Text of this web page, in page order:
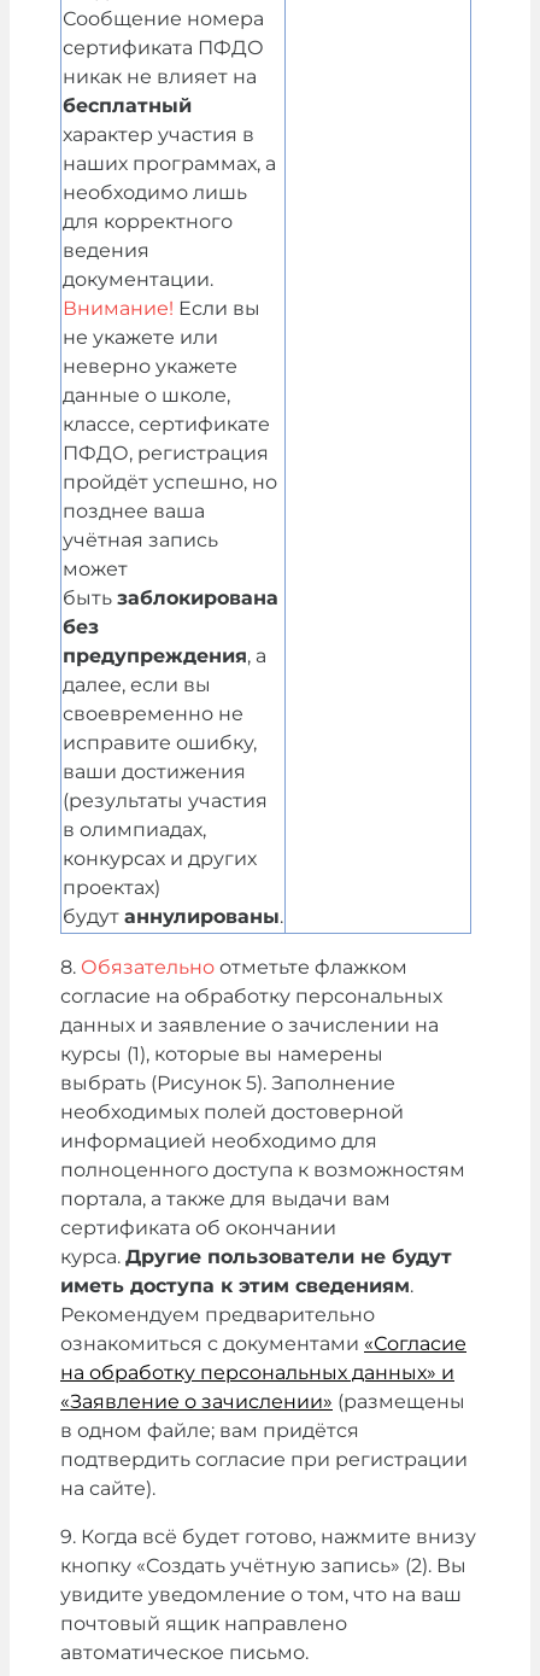
Сообщение номера
сертификата ПФДО
никак не влияет на
бесплатный
характер участия в
наших программах, а
необходимо лишь
для корректного
ведения
документации.
Внимание! Если вы
не укажете или
неверно укажете
данные о школе,
классе, сертификате
ПФДО, регистрация
пройдёт успешно, но
позднее ваша
учётная запись
может
быть заблокирована
без
предупреждения, а
далее, если вы
своевременно не
исправите ошибку,
ваши достижения
(результаты участия
в олимпиадах,
конкурсах и других
проектах)
будут аннулированы.
8. Обязательно отметьте флажком
согласие на обработку персональных
данных и заявление о зачислении на
курсы (1), которые вы намерены
выбрать (Рисунок 5). Заполнение
необходимых полей достоверной
информацией необходимо для
полноценного доступа к возможностям
портала, а также для выдачи вам
сертификата об окончании
курса. Другие пользователи не будут
иметь доступа к этим сведениям.
Рекомендуем предварительно
ознакомиться с документами «Согласие
на обработку персональных данных» и
«Заявление о зачислении» (размещены
в одном файле; вам придётся
подтвердить согласие при регистрации
на сайте).
9. Когда всё будет готово, нажмите внизу
кнопку «Создать учётную запись» (2). Вы
увидите уведомление о том, что на ваш
почтовый ящик направлено
автоматическое письмо.